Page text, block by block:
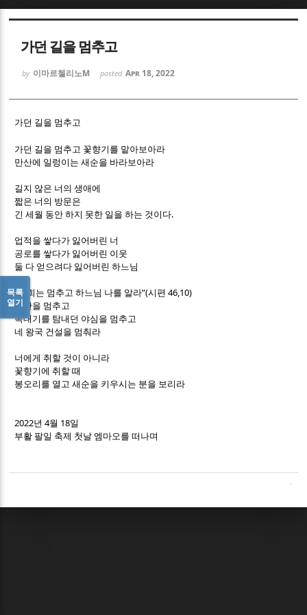
가던 길을 멈추고
by 이마르첼리노M posted Apr 18, 2022
가던 길을 멈추고
가던 길을 멈추고 꽃향기를 맡아보아라
만산에 일렁이는 새순을 바라보아라
길지 않은 너의 생애에
짧은 너의 방문은
긴 세월 동안 하지 못한 일을 하는 것이다.
업적을 쌓다가 잃어버린 너
공로를 쌓다가 잃어버린 이웃
둘 다 얻으려다 잃어버린 하느님
“너희는 멈추고 하느님 나를 알라”(시편46,10)
계산을 멈추고
꼭대기를 탐내던 야심을 멈추고
네 왕국 건설을 멈춰라
너에게 취할 것이 아니라
꽃향기에 취할 때
봉오리를 열고 새순을 키우시는 분을 보리라
2022년4월 18일
부활 팔일 축제 첫날 엠마오를 떠나며
목록
열기
Sketchbook5, 스케치북5
Sketchbook5, 스케치북5
Sketchbook5, 스케치북5
Sketchbook5, 스케치북5